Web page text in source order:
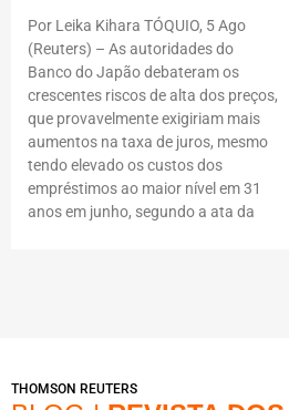
Por Leika Kihara TÓQUIO, 5 Ago
(Reuters) – As autoridades do
Banco do Japão debateram os
crescentes riscos de alta dos preços,
que provavelmente exigiriam mais
aumentos na taxa de juros, mesmo
tendo elevado os custos dos
empréstimos ao maior nível em 31
anos em junho, segundo a ata da
THOMSON REUTERS